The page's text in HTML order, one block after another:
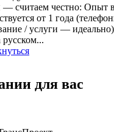
— считаем честно: Опыт
от 1 года
/ услуги —
русском...
для вас